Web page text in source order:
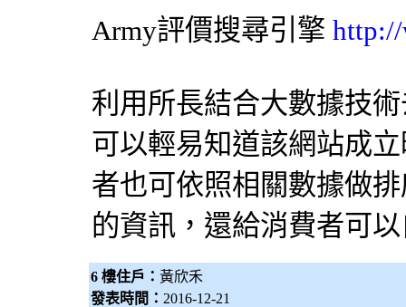
Army評價搜尋引擎
利用所長結合大數據技
可以輕易知道該網站成
者也可依照相關數據做
的資訊，還給消費者可
6 樓住戶： 黃欣禾
發表時間： 2016-12-21